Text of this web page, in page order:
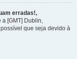
erradas!,
a [GMT] Dublin,
que seja devido à